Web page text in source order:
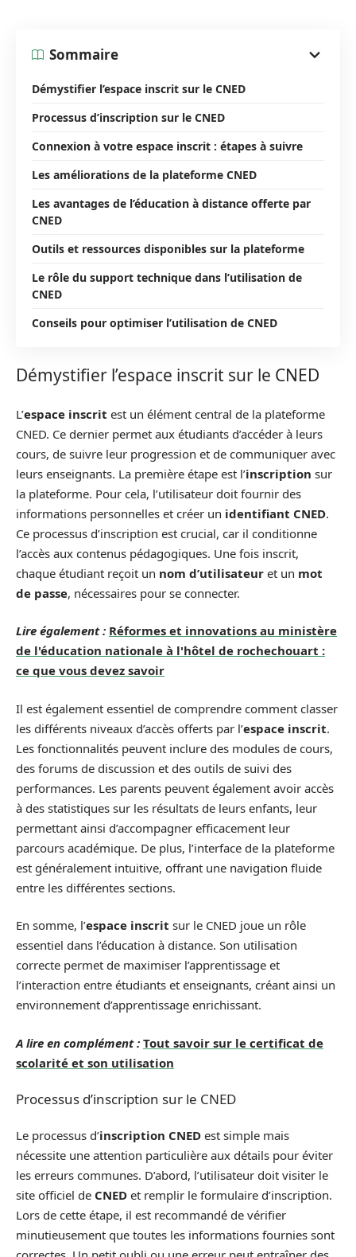
Sommaire
Démystifier l’espace inscrit sur le CNED
Processus d’inscription sur le CNED
Connexion à votre espace inscrit : étapes à suivre
Les améliorations de la plateforme CNED
Les avantages de l’éducation à distance offerte par
CNED
Outils et ressources disponibles sur la plateforme
Le rôle du support technique dans l’utilisation de
CNED
Conseils pour optimiser l’utilisation de CNED
Démystifier l’espace inscrit sur le CNED
L’espace inscrit est un élément central de la plateforme
CNED. Ce dernier permet aux étudiants d’accéder à leurs
cours, de suivre leur progression et de communiquer avec
leurs enseignants. La première étape est l’inscription sur
la plateforme. Pour cela, l’utilisateur doit fournir des
informations personnelles et créer un identifiant CNED.
Ce processus d’inscription est crucial, car il conditionne
l’accès aux contenus pédagogiques. Une fois inscrit,
chaque étudiant reçoit un nom d’utilisateur et un mot
de passe, nécessaires pour se connecter.
Lire également : Réformes et innovations au ministère
de l'éducation nationale à l'hôtel de rochechouart :
ce que vous devez savoir
Il est également essentiel de comprendre comment classer
les différents niveaux d’accès offerts par l’espace inscrit.
Les fonctionnalités peuvent inclure des modules de cours,
des forums de discussion et des outils de suivi des
performances. Les parents peuvent également avoir accès
à des statistiques sur les résultats de leurs enfants, leur
permettant ainsi d’accompagner efficacement leur
parcours académique. De plus, l’interface de la plateforme
est généralement intuitive, offrant une navigation fluide
entre les différentes sections.
En somme, l’espace inscrit sur le CNED joue un rôle
essentiel dans l’éducation à distance. Son utilisation
correcte permet de maximiser l’apprentissage et
l’interaction entre étudiants et enseignants, créant ainsi un
environnement d’apprentissage enrichissant.
A lire en complément : Tout savoir sur le certificat de
scolarité et son utilisation
Processus d’inscription sur le CNED
Le processus d’inscription CNED est simple mais
nécessite une attention particulière aux détails pour éviter
les erreurs communes. D’abord, l’utilisateur doit visiter le
site officiel de CNED et remplir le formulaire d’inscription.
Lors de cette étape, il est recommandé de vérifier
minutieusement que toutes les informations fournies sont